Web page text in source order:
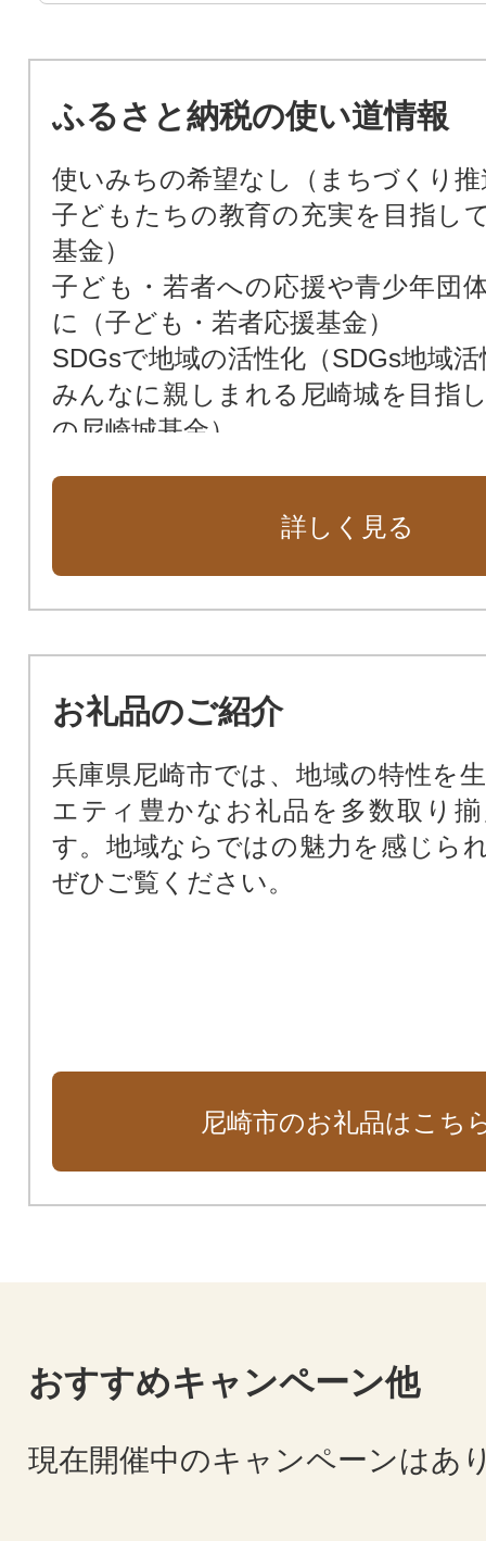
ふるさと納税の使い道情報
使いみちの希望なし（まちづくり推
子どもたちの教育の充実を目指し
基金）
子ども・若者への応援や青少年団
に（子ども・若者応援基金）
SDGsで地域の活性化（SDGs地域
みんなに親しまれる尼崎城を目指
の尼崎城基金）
市民福祉の向上のために（市民福祉
動物愛護のために（動物愛護基金）
新しい本庁舎を建設（新本庁舎建設
基金）
尼崎の歴史文化を次世代に受け継
化財保存活用基金）
阪神タイガースファーム施設周辺
田南公園周辺地域活性化基金）
詳しく見る
お礼品のご紹介
兵庫県尼崎市では、地域の特性を
エティ豊かなお礼品を多数取り
す。地域ならではの魅力を感じら
ぜひご覧ください。
尼崎市のお礼品はこち
おすすめキャンペーン他
現在開催中のキャンペーンはあ